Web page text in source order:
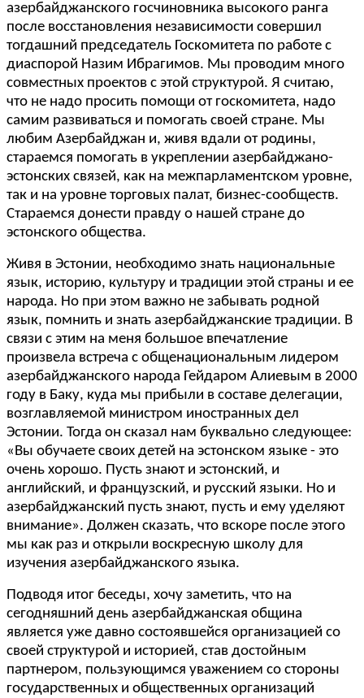
азербайджанского госчиновника высокого ранга
после восстановления независимости совершил
тогдашний председатель Госкомитета по работе с
диаспорой Назим Ибрагимов. Мы проводим много
совместных проектов с этой структурой. Я считаю,
что не надо просить помощи от госкомитета, надо
самим развиваться и помогать своей стране. Мы
любим Азербайджан и, живя вдали от родины,
стараемся помогать в укреплении азербайджано-
эстонских связей, как на межпарламентском уровне,
так и на уровне торговых палат, бизнес-сообществ.
Стараемся донести правду о нашей стране до
эстонского общества.
Живя в Эстонии, необходимо знать национальные
язык, историю, культуру и традиции этой страны и ее
народа. Но при этом важно не забывать родной
язык, помнить и знать азербайджанские традиции. В
связи с этим на меня большое впечатление
произвела встреча с общенациональным лидером
азербайджанского народа Гейдаром Алиевым в 2000
году в Баку, куда мы прибыли в составе делегации,
возглавляемой министром иностранных дел
Эстонии. Тогда он сказал нам буквально следующее:
«Вы обучаете своих детей на эстонском языке - это
очень хорошо. Пусть знают и эстонский, и
английский, и французский, и русский языки. Но и
азербайджанский пусть знают, пусть и ему уделяют
внимание». Должен сказать, что вскоре после этого
мы как раз и открыли воскресную школу для
изучения азербайджанского языка.
Подводя итог беседы, хочу заметить, что на
сегодняшний день азербайджанская община
является уже давно состоявшейся организацией со
своей структурой и историей, став достойным
партнером, пользующимся уважением со стороны
государственных и общественных организаций